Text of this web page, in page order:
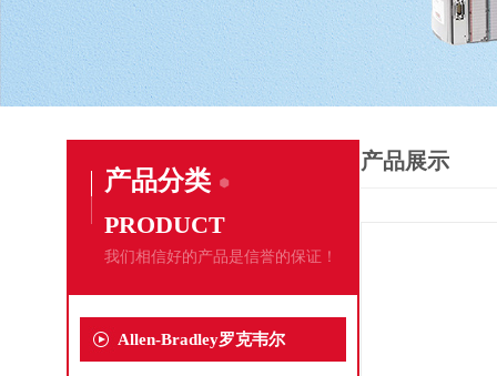
产品分类
PRODUCT
我们相信好的产品是信誉的保证！
Allen-Bradley罗克韦尔
产品展示